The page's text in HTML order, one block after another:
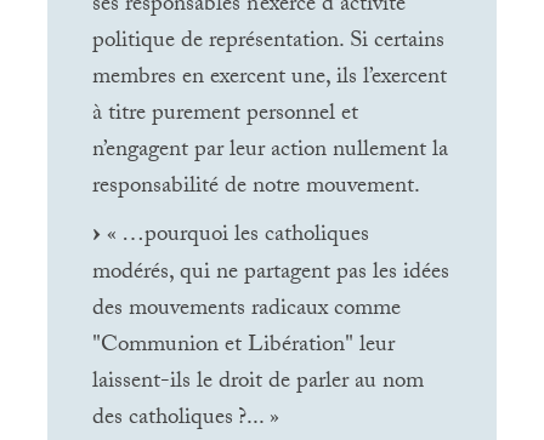
politique de représentation. Si certains
membres en exercent une, ils l’exercent
à titre purement personnel et
n’engagent par leur action nullement la
responsabilité de notre mouvement.
« …pourquoi les catholiques
modérés, qui ne partagent pas les idées
des mouvements radicaux comme
"Communion et Libération" leur
laissent-ils le droit de parler au nom
des catholiques?...»